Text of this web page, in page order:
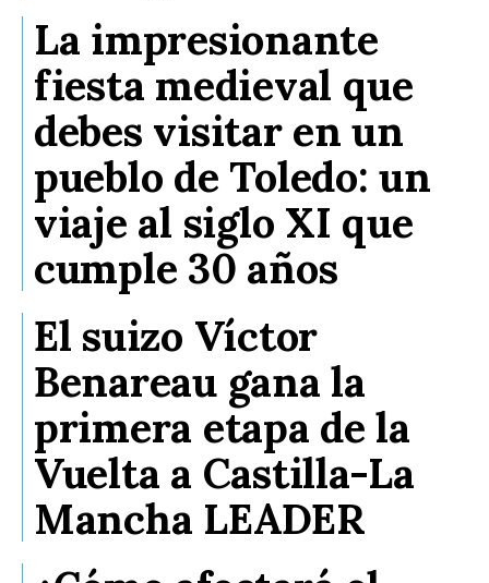
La impresionante
fiesta medieval que
debes visitar en un
pueblo de Toledo: un
viaje al siglo XI que
cumple 30 años
El suizo Víctor
Benareau gana la
primera etapa de la
Vuelta a Castilla-La
Mancha LEADER